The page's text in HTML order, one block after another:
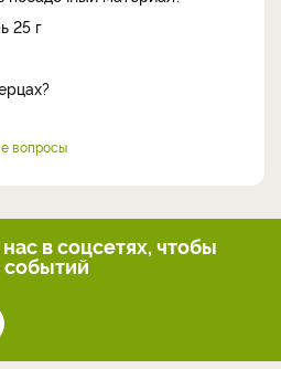
25 г
вопросы
в соцсетях, чтобы
событий